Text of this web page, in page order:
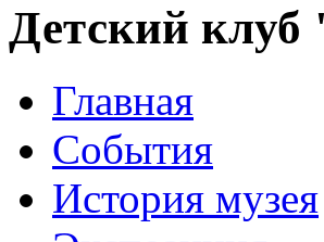
Детский клуб
Главная
События
История музея